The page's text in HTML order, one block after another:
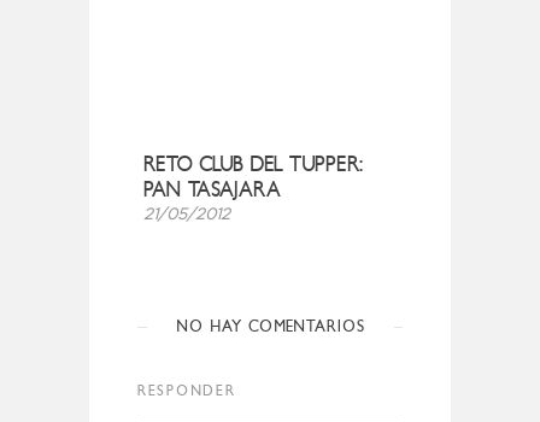
RETO CLUB DEL TUPPER:
PAN TASAJARA
21/05/2012
NO HAY COMENTARIOS
RESPONDER